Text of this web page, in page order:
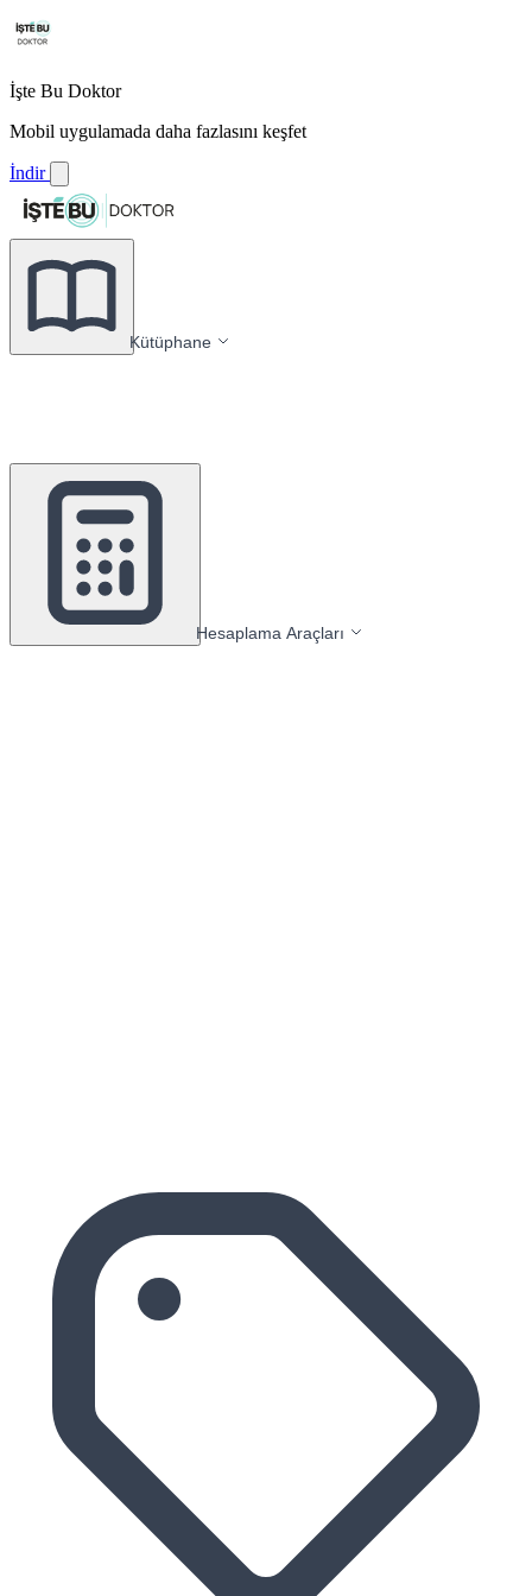
İşte Bu Doktor
Mobil uygulamada daha fazlasını keşfet
İndir
Kütüphane
Hesaplama Araçları